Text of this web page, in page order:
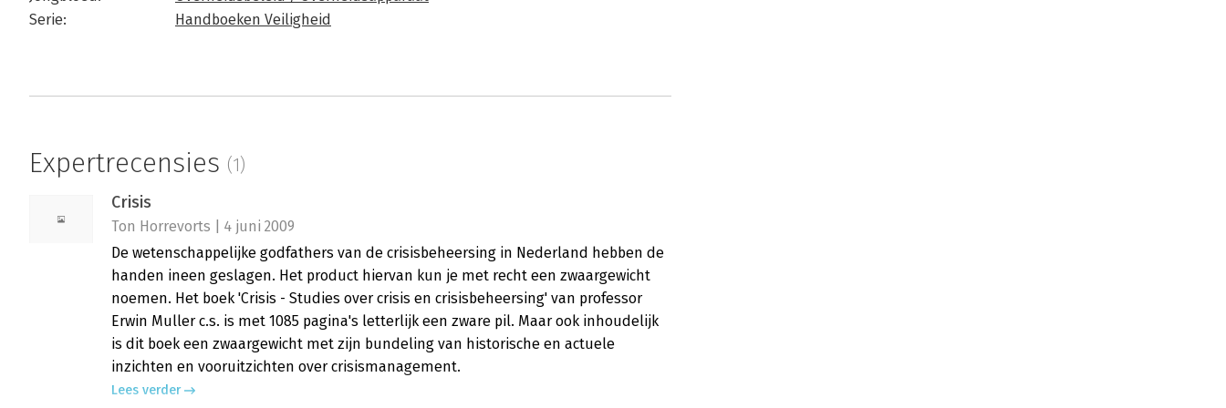
Serie:
Handboeken Veiligheid
Expertrecensies (1)
Crisis
Ton Horrevorts | 4 juni 2009
De wetenschappelijke godfathers van de crisisbeheersing in Nederland hebben de
handen ineen geslagen. Het product hiervan kun je met recht een zwaargewicht
noemen. Het boek 'Crisis - Studies over crisis en crisisbeheersing' van professor
Erwin Muller c.s. is met 1085 pagina's letterlijk een zware pil. Maar ook inhoudelijk
is dit boek een zwaargewicht met zijn bundeling van historische en actuele
inzichten en vooruitzichten over crisismanagement.
Lees verder